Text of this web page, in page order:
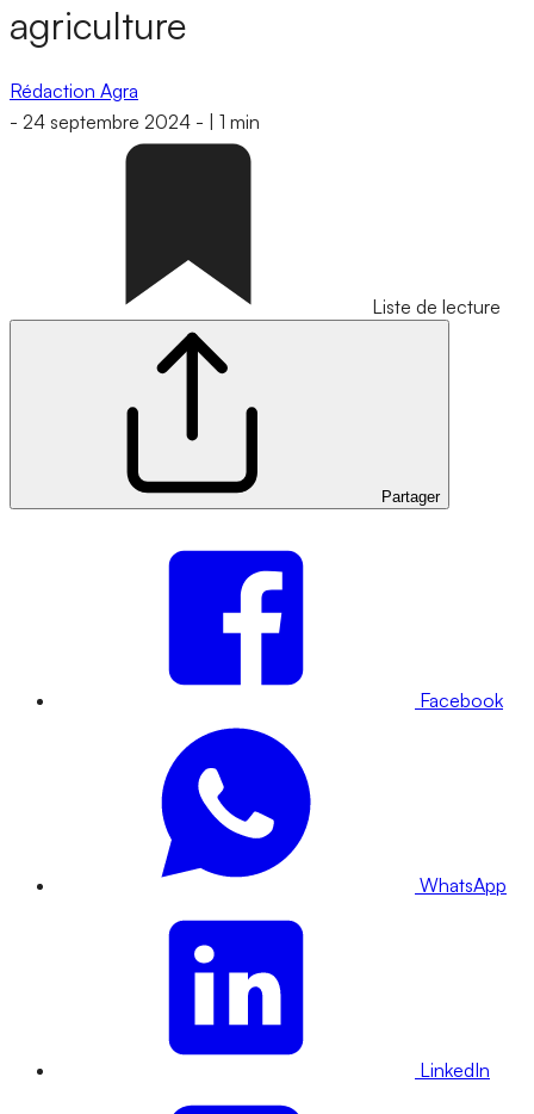
agriculture
Rédaction Agra
- 24 septembre 2024 - 1 min
Liste de lecture
Partager
Facebook
WhatsApp
LinkedIn